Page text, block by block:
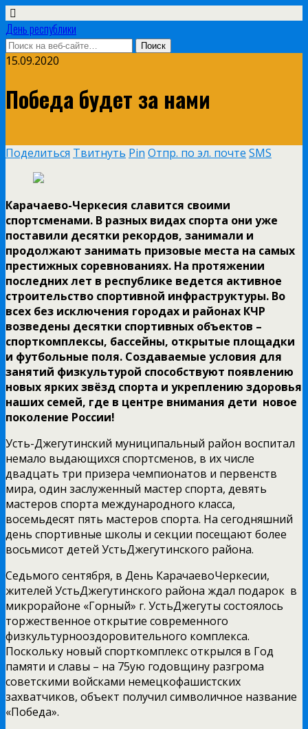
День республики
15.09.2020
Победа будет за нами
Поделиться Твитнуть Pin Отпр. по эл. почте SMS
Карачаево-Черкесия славится своими
спортсменами. В разных видах спорта они уже
поставили десятки рекордов, занимали и
продолжают занимать призовые места на самых
престижных соревнованиях. На протяжении
последних лет в республике ведется активное
строительство спортивной инфраструктуры. Во
всех без исключения городах и районах КЧР
возведены десятки спортивных объектов –
спорткомплексы, бассейны, открытые площадки
и футбольные поля. Создаваемые условия для
занятий физкультурой способствуют появлению
новых ярких звёзд спорта и укреплению здоровья
наших семей, где в центре внимания дети ­ новое
поколение России!
Усть-Джегутинский муниципальный район воспитал
немало выдающихся спортсменов, в их числе
двадцать три призера чемпионатов и первенств
мира, один заслуженный мастер спорта, девять
мастеров спорта международного класса,
восемьдесят пять мастеров спорта. На сегодняшний
день спортивные школы и секции посещают более
восьмисот детей Усть­Джегутинского района.
Седьмого сентября, в День Карачаево­Черкесии,
жителей Усть­Джегутинского района ждал подарок ­ в
микрорайоне «Горный» г. Усть­Джегуты состоялось
торжественное открытие современного
физкультурно­оздоровительного комплекса.
Поскольку новый спорткомплекс открылся в Год
памяти и славы – на 75­ую годовщину разгрома
советскими войсками немецко­фашистских
захватчиков, объект получил символичное название
«Победа».